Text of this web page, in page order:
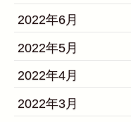
2022年6月
2022年5月
2022年4月
2022年3月